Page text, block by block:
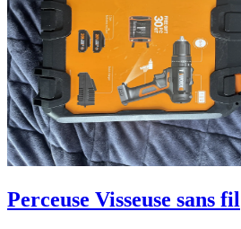
Perceuse Visseuse sans fil